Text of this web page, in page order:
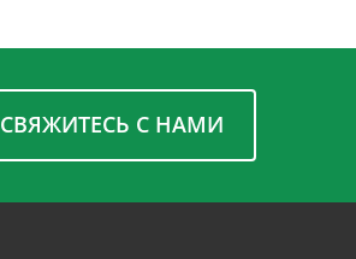
СВЯЖИТЕСЬ С НАМИ